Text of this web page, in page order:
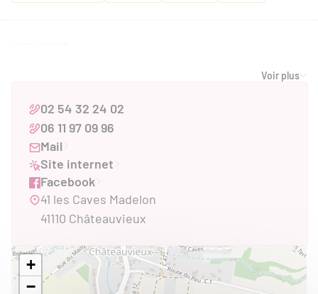
Équipements
Parking autocar
ACCESSIBILITÉ
Voir plus
02 54 32 24 02
06 11 97 09 96
Mail
Site internet
Facebook
41 les Caves Madelon
41110 Châteauvieux
+
−